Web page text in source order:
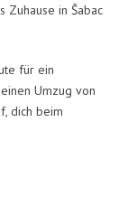
Zuhause in Šabac
für ein
Umzug von
dich beim